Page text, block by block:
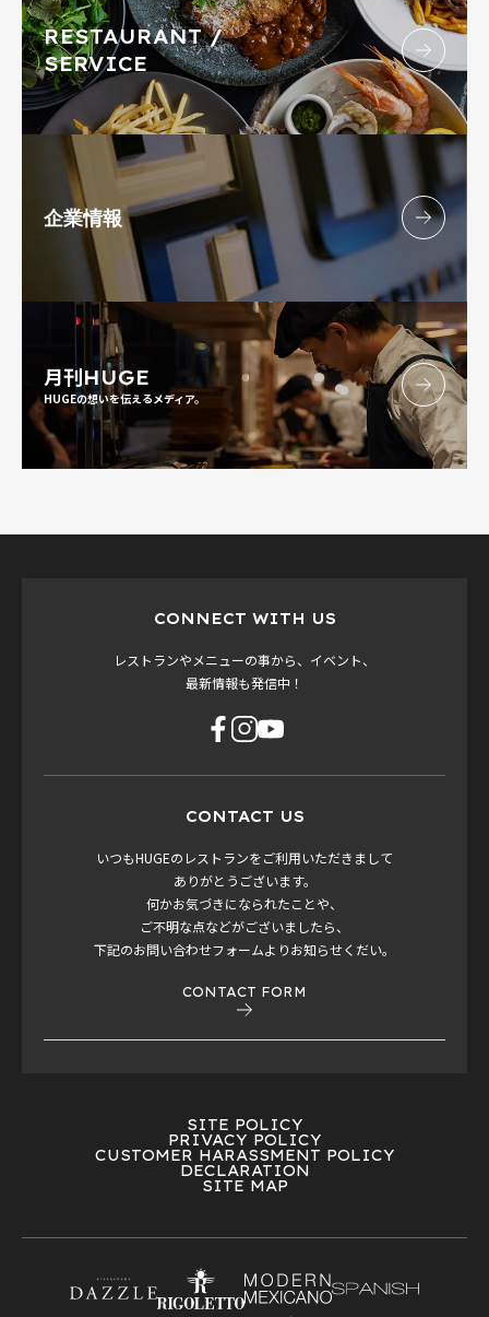
RESTAURANT /
SERVICE
企業情報
月刊HUGE
HUGEの想いを伝えるメディア。
CONNECT WITH US
レストランやメニューの事から、イベント、
最新情報も発信中！
CONTACT US
いつもHUGEのレストランをご利用いただきまして
ありがとうございます。
何かお気づきになられたことや、
ご不明な点などがございましたら、
下記のお問い合わせフォームよりお知らせくだい。
CONTACT FORM
SITE POLICY
PRIVACY POLICY
CUSTOMER HARASSMENT POLICY
DECLARATION
SITE MAP